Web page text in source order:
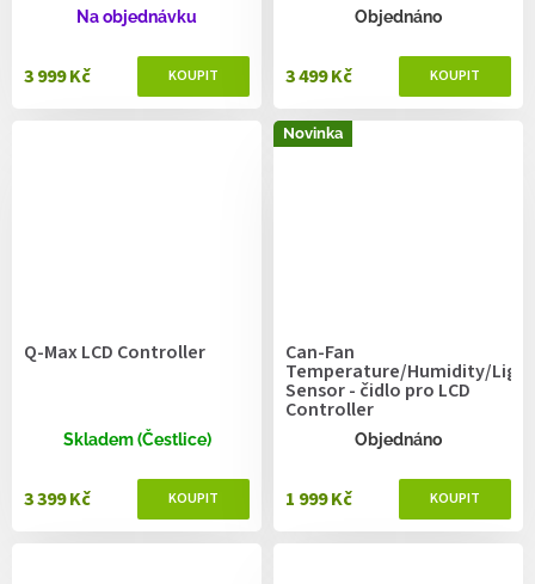
Na objednávku
3 999 Kč
Objednáno
3 499 Kč
Q-Max LCD Controller
Skladem (Čestlice)
3 399 Kč
Novinka
Can-Fan
Temperature/Humidity/Light
Sensor - čidlo pro LCD
Controller
Objednáno
1 999 Kč